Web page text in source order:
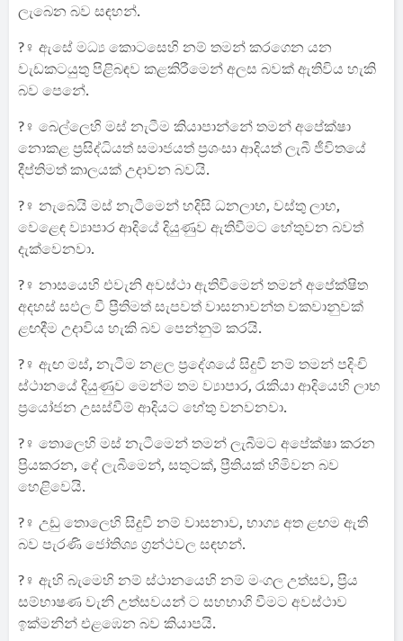
ලැබෙන බව සඳහන්.
?‍♀️ ඇසේ මධ්‍ය කොටසෙහි නම් තමන් කරගෙන යන
වැඩකටයුතු පිළිබඳව කළකිරීමෙන් අලස බවක්‌ ඇතිවිය හැකි
බව පෙනේ.
?‍♀️ බෙල්ලෙහි මස් නැටීම කියාපාන්නේ තමන් අපේක්‌ෂා
නොකළ ප්‍රසිද්ධියත් සමාජයත් ප්‍රශංසා ආදියත් ලැබී ජීවිතයේ
දීප්තිමත් කාලයක්‌ උදාවන බවයි.
?‍♀️ නැබෙයි මස්‌ නැටීමෙන් හදිසි ධනලාභ, වස්‌තු ලාභ,
වෙළෙඳ ව්‍යාපාර ආදියේ දියුණුව ඇතිවීමට හේතුවන බවත්
දැක්වෙනවා.
?‍♀️ නාසයෙහි එවැනි අවස්‌ථා ඇතිවීමෙන් තමන් අපේක්‌ෂිත
අදහස්‌ සඵල වී ප්‍රීතිමත් සැපවත් වාසනාවන්ත වකවානුවක්‌
ළඟදීම උදාවිය හැකි බව පෙන්නුම් කරයි.
?‍♀️ ඇඟ මස්‌, නැටීම නළල ප්‍රදේශයේ සිදුවී නම් තමන් පදිංචි
ස්‌ථානයේ දියුණුව මෙන්ම තම ව්‍යාපාර, රැකියා ආදියෙහි ලාභ
ප්‍රයෝජන උසස්‌වීම් ආදියට හේතු වනවනවා.
?‍♀️ තොලෙහි මස්‌ නැටීමෙන් තමන් ලැබීමට අපේක්‌ෂා කරන
ප්‍රියකරන, දේ ලැබීමෙන්, සතුටක්‌, ප්‍රීතියක්‌ හිමිවන බව
හෙළිවෙයි.
?‍♀️ උඩු තොලෙහි සිදුවී නම් වාසනාව, භාග්‍ය අත ළඟම ඇති
බව පැරණි ජෝතිශ්‍ය ග්‍රන්ථවල සඳහන්.
?‍♀️ ඇහි බැමෙහි නම් ස්‌ථානයෙහි නම් මංගල උත්සව, ප්‍රිය
සම්භාෂණ වැනි උත්සවයන් ට සහභාගි වීමට අවස්‌ථාව
ඉක්‌මනින් එළඹෙන බව කියාපයි.